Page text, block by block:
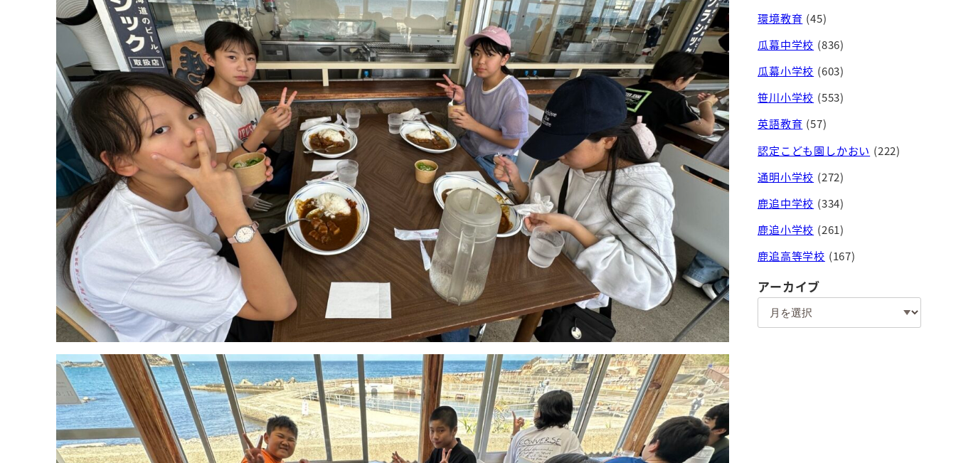
環境教育 (45)
瓜幕中学校 (836)
瓜幕小学校 (603)
笹川小学校 (553)
英語教育 (57)
認定こども園しかおい (222)
通明小学校 (272)
鹿追中学校 (334)
鹿追小学校 (261)
鹿追高等学校 (167)
アーカイブ